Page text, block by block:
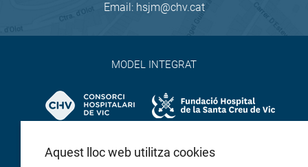
Email: hsjm@chv.cat
MODEL INTEGRAT
Aquest lloc web utilitza cookies